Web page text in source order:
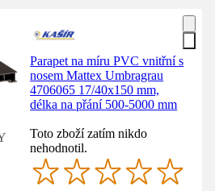
Parapet na míru PVC vnitřní s
nosem Mattex Umbragrau
4706065 17/40x150 mm,
délka na přání 500-5000 mm
Toto zboží zatím nikdo
nehodnotil.